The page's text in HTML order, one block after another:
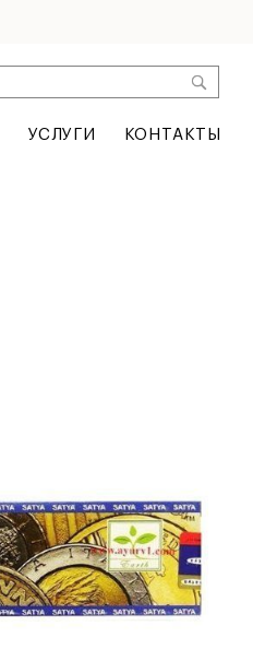
УСЛУГИ КОНТАКТЫ